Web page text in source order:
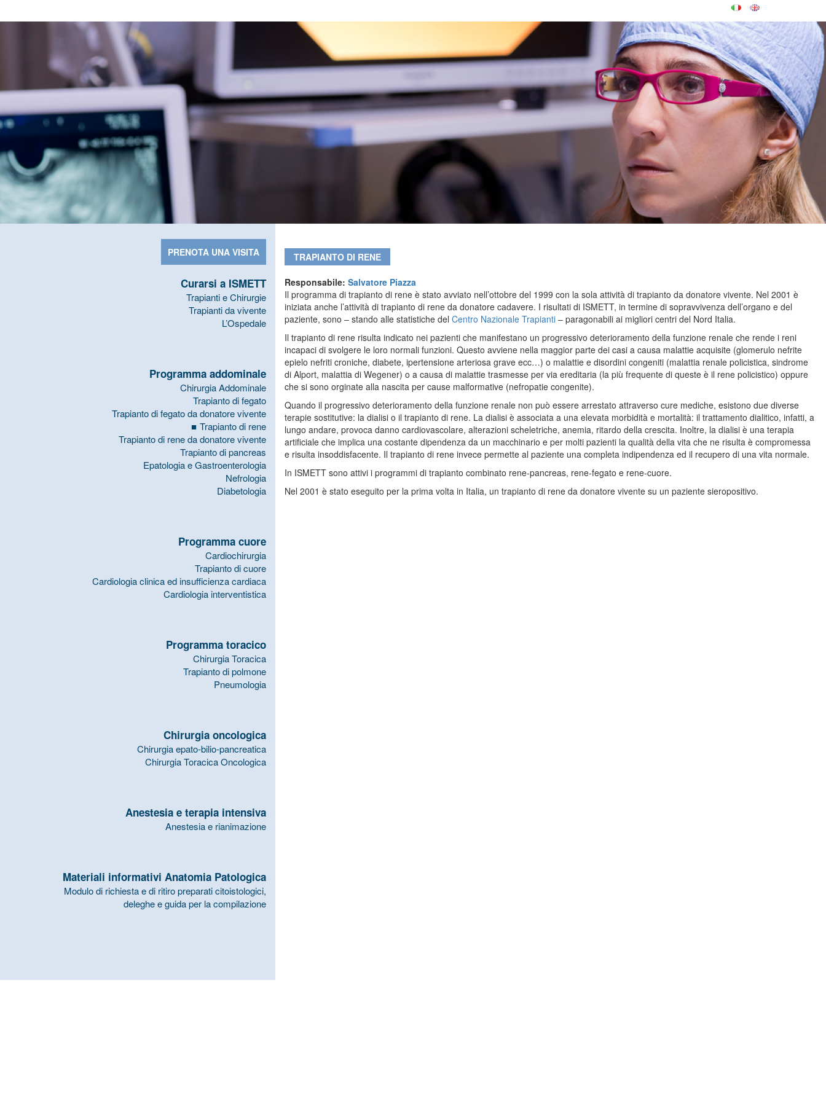
PRENOTA UNA VISITA
Curarsi a ISMETT
Trapianti e Chirurgie
Trapianti da vivente
L’Ospedale
Programma addominale
Chirurgia Addominale
Trapianto di fegato
Trapianto di fegato da donatore vivente
Trapianto di rene
Trapianto di rene da donatore vivente
Trapianto di pancreas
Epatologia e Gastroenterologia
Nefrologia
Diabetologia
Programma cuore
Cardiochirurgia
Trapianto di cuore
Cardiologia clinica ed insufficienza cardiaca
Cardiologia interventistica
Programma toracico
Chirurgia Toracica
Trapianto di polmone
Pneumologia
Chirurgia oncologica
Chirurgia epato-bilio-pancreatica
Chirurgia Toracica Oncologica
Anestesia e terapia intensiva
Anestesia e rianimazione
Materiali informativi Anatomia Patologica
Modulo di richiesta e di ritiro preparati citoistologici,
deleghe e guida per la compilazione
TRAPIANTO DI RENE
Responsabile: Salvatore Piazza
Il programma di trapianto di rene è stato avviato nell’ottobre del 1999 con la sola attività di trapianto da donatore vivente. Nel 2001 è
iniziata anche l’attività di trapianto di rene da donatore cadavere. I risultati di ISMETT, in termine di sopravvivenza dell’organo e del
paziente, sono – stando alle statistiche del Centro Nazionale Trapianti – paragonabili ai migliori centri del Nord Italia.
Il trapianto di rene risulta indicato nei pazienti che manifestano un progressivo deterioramento della funzione renale che rende i reni
incapaci di svolgere le loro normali funzioni. Questo avviene nella maggior parte dei casi a causa malattie acquisite (glomerulo nefrite
epielo nefriti croniche, diabete, ipertensione arteriosa grave ecc…) o malattie e disordini congeniti (malattia renale policistica, sindrome
di Alport, malattia di Wegener) o a causa di malattie trasmesse per via ereditaria (la più frequente di queste è il rene policistico) oppure
che si sono orginate alla nascita per cause malformative (nefropatie congenite).
Quando il progressivo deterioramento della funzione renale non può essere arrestato attraverso cure mediche, esistono due diverse
terapie sostitutive: la dialisi o il trapianto di rene. La dialisi è associata a una elevata morbidità e mortalità: il trattamento dialitico, infatti, a
lungo andare, provoca danno cardiovascolare, alterazioni scheletriche, anemia, ritardo della crescita. Inoltre, la dialisi è una terapia
artificiale che implica una costante dipendenza da un macchinario e per molti pazienti la qualità della vita che ne risulta è compromessa
e risulta insoddisfacente. Il trapianto di rene invece permette al paziente una completa indipendenza ed il recupero di una vita normale.
In ISMETT sono attivi i programmi di trapianto combinato rene-pancreas, rene-fegato e rene-cuore.
Nel 2001 è stato eseguito per la prima volta in Italia, un trapianto di rene da donatore vivente su un paziente sieropositivo.